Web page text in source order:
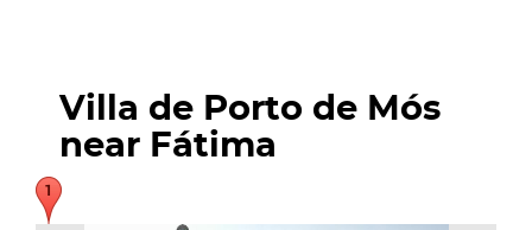
Villa de Porto de Mós
near Fátima